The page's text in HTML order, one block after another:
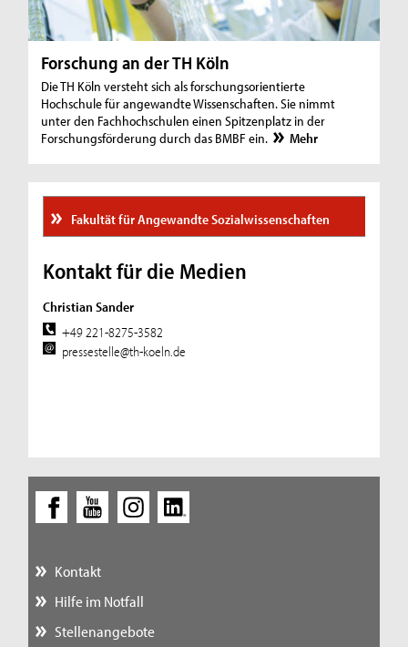
Forschung an der TH Köln
Die TH Köln versteht sich als forschungsorientierte
Hochschule für angewandte Wissenschaften. Sie nimmt
unter den Fachhochschulen einen Spitzenplatz in der
Forschungsförderung durch das BMBF ein.
Mehr
Fakultät für Angewandte Sozialwissenschaften
Kontakt für die Medien
Christian Sander
+49 221-8275-3582
pressestelle@th-koeln.de
Kontakt
Hilfe im Notfall
Stellenangebote